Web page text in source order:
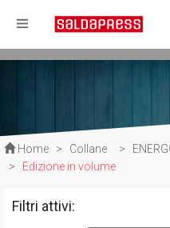
Home > Collane >
>
Edizione in volume
Filtri attivi: